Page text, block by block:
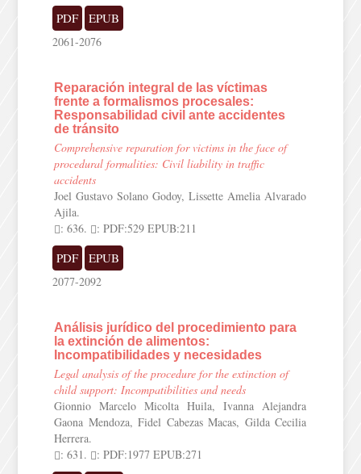
PDF EPUB
2061-2076
Reparación integral de las víctimas
frente a formalismos procesales:
Responsabilidad civil ante accidentes
de tránsito
Comprehensive reparation for victims in the face of
procedural formalities: Civil liability in traffic
accidents
Joel Gustavo Solano Godoy, Lissette Amelia Alvarado
Ajila.
: 636.
: PDF:529 EPUB:211
PDF EPUB
2077-2092
Análisis jurídico del procedimiento para
la extinción de alimentos:
Incompatibilidades y necesidades
Legal analysis of the procedure for the extinction of
child support: Incompatibilities and needs
Gionnio Marcelo Micolta Huila, Ivanna Alejandra
Gaona Mendoza, Fidel Cabezas Macas, Gilda Cecilia
Herrera.
: 631.
: PDF:1977 EPUB:271